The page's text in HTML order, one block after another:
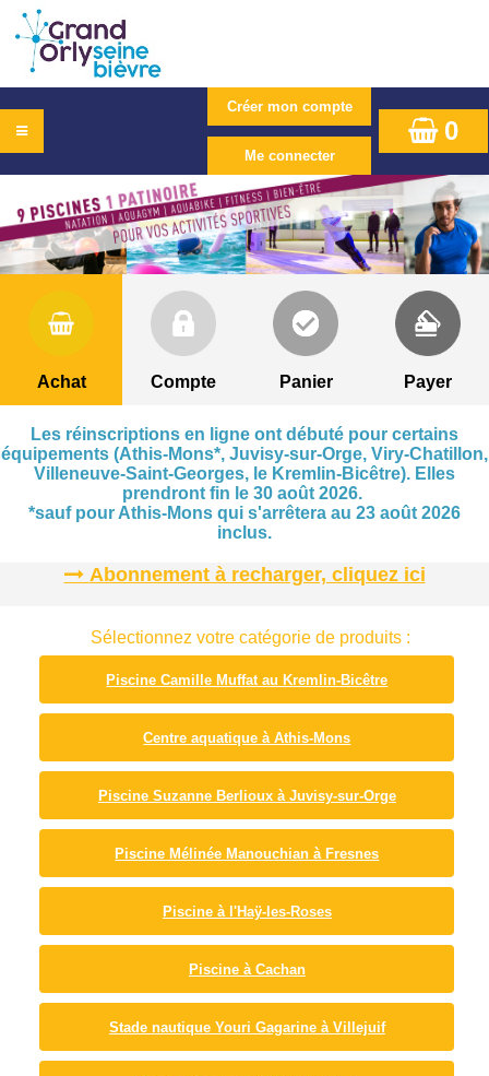
0
Achat Compte Panier Payer
Les réinscriptions en ligne ont débuté pour certains
équipements (Athis-Mons*, Juvisy-sur-Orge, Viry-Chatillon,
Villeneuve-Saint-Georges, le Kremlin-Bicêtre). Elles
prendront fin le 30 août 2026.
*sauf pour Athis-Mons qui s'arrêtera au 23 août 2026
inclus.
Abonnement à recharger, cliquez ici
Sélectionnez votre catégorie de produits :
Piscine Camille Muffat au Kremlin-Bicêtre
Centre aquatique à Athis-Mons
Piscine Suzanne Berlioux à Juvisy-sur-Orge
Piscine Mélinée Manouchian à Fresnes
Piscine à l'Haÿ-les-Roses
Piscine à Cachan
Stade nautique Youri Gagarine à Villejuif